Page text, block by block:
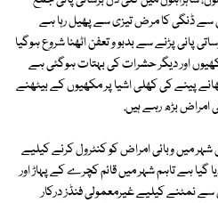
ڈنگی کا مرض تیزی سے پھیل رہا ہے
پانی پڑنے سے بدبو و تعفن اٹھنا شروع ہوگیا
اور دیگر حشرات کی بہتات ہوگئی ہے
پینے کی کھلی اشیا پر مکھیوں کے بیٹھنے
امراض بڑھ رہے ہیں.
میں وبائی امراض کو کنٹرول کرنے کیلیے
گیا ہے تاہم شہر میں قائم کچرے کے پہاڑ اور
نمٹنے کیلیے غیرمعمولی فنڈز درکار